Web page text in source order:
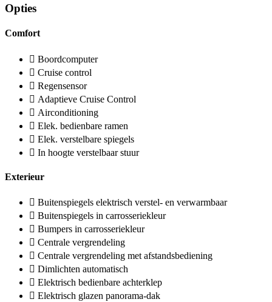
Opties
Comfort
Boordcomputer
Cruise control
Regensensor
Adaptieve Cruise Control
Airconditioning
Elek. bedienbare ramen
Elek. verstelbare spiegels
In hoogte verstelbaar stuur
Exterieur
Buitenspiegels elektrisch verstel- en verwarmbaar
Buitenspiegels in carrosseriekleur
Bumpers in carrosseriekleur
Centrale vergrendeling
Centrale vergrendeling met afstandsbediening
Dimlichten automatisch
Elektrisch bedienbare achterklep
Elektrisch glazen panorama-dak